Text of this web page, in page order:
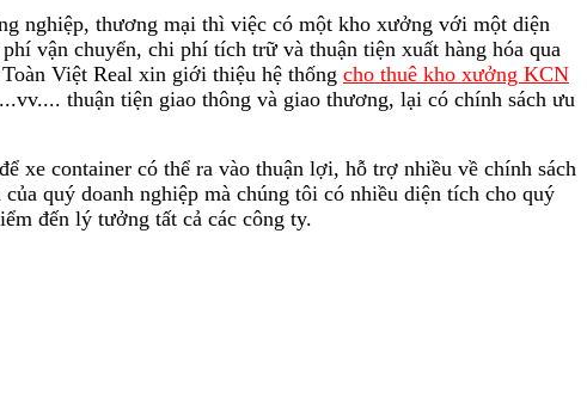
nghiệp, thương mại thì việc có một kho xưởng với một diện
vận chuyển, chi phí tích trữ và thuận tiện xuất hàng hóa qua
Việt Real xin giới thiệu hệ thống cho thuê kho xưởng KCN
thuận tiện giao thông và giao thương, lại có chính sách ưu
xe container có thể ra vào thuận lợi, hỗ trợ nhiều về chính sách
quý doanh nghiệp mà chúng tôi có nhiều diện tích cho quý
đến lý tưởng tất cả các công ty.